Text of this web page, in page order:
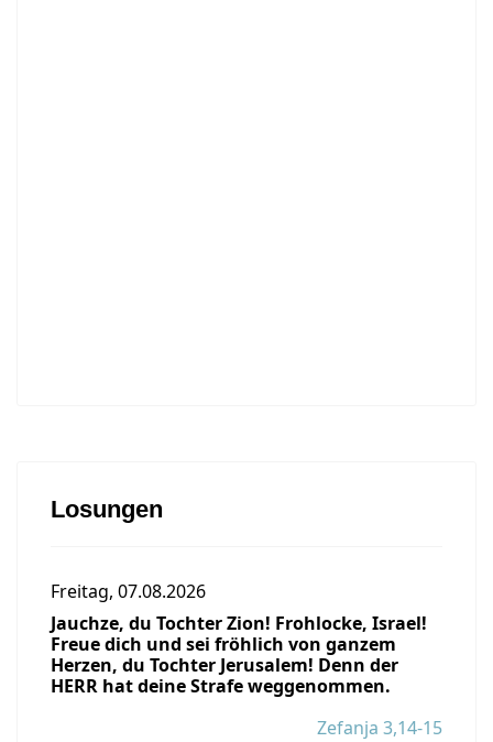
Losungen
Freitag, 07.08.2026
Jauchze, du Tochter Zion! Frohlocke, Israel!
Freue dich und sei fröhlich von ganzem
Herzen, du Tochter Jerusalem! Denn der
HERR hat deine Strafe weggenommen.
Zefanja 3,14-15